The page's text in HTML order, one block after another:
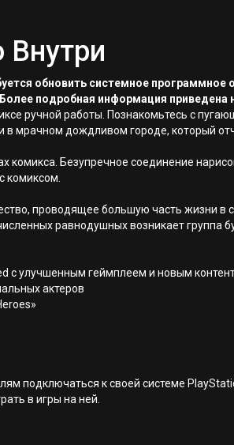
обновить системное
подробная информация приведена
ручной работы. Познакомьтесь с
в мрачном дождливом городе, который
комикса. Безупречное соединение
комиксом.
проводящее большую часть жизни в
равнодушных возникает группа
с улучшенным геймплеем и новым
актеров
подключаться к своей системе
в игры на ней.